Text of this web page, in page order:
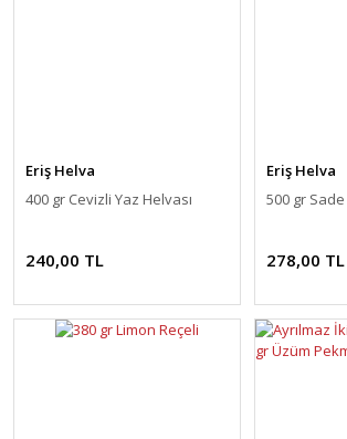
Eriş Helva
400 gr Cevizli Yaz Helvası
240,00 TL
Eriş Helva
500 gr
278,00 TL